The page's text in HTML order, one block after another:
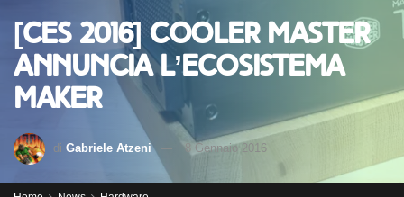
[CES 2016] Cooler Master
annuncia l’ecosistema
Maker
di Gabriele Atzeni 8 Gennaio 2016